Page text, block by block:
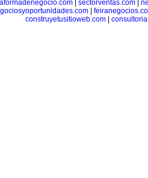
| sectorventas.com|
construyetusitioweb.com